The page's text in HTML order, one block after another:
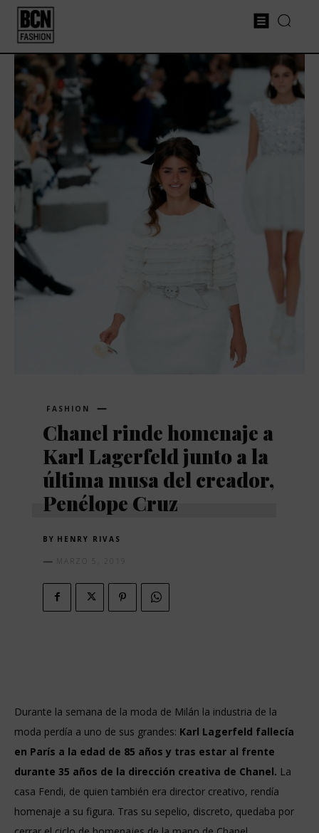
FASHION
Chanel rinde homenaje a
Karl Lagerfeld junto a la
última musa del creador,
Penélope Cruz
BY HENRY RIVAS
MARZO 5, 2019
Durante la semana de la moda de Milán la industria de la
moda perdía a uno de sus grandes: Karl Lagerfeld fallecía
en París a la edad de 85 años y tras estar al frente
durante 35 años de la dirección creativa de Chanel. La
casa Fendi, de quien también era director creativo, rendía
homenaje a su figura. Tras su sepelio, discreto, quedaba por